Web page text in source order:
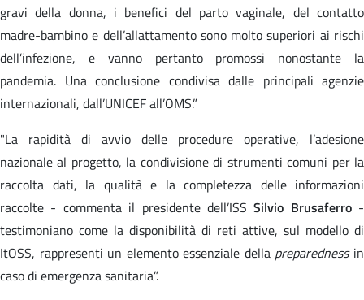
gravi della donna, i benefici del parto vaginale, del contatto
madre-bambino e dell’allattamento sono molto superiori ai rischi
dell’infezione, e vanno pertanto promossi nonostante la
pandemia. Una conclusione condivisa dalle principali agenzie
internazionali, dall’UNICEF all’OMS.”
"La rapidità di avvio delle procedure operative, l’adesione
nazionale al progetto, la condivisione di strumenti comuni per la
raccolta dati, la qualità e la completezza delle informazioni
raccolte - commenta il presidente dell’ISSSilvio Brusaferro-
testimoniano come la disponibilità di reti attive, sul modello di
ItOSS, rappresenti un elemento essenziale della preparednessin
caso di emergenza sanitaria”.